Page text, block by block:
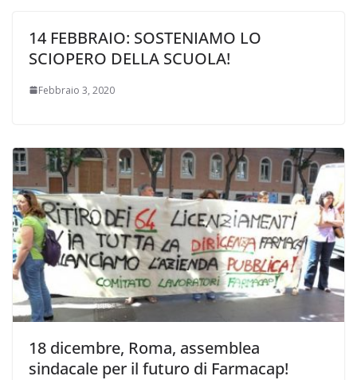
14 FEBBRAIO: SOSTENIAMO LO
SCIOPERO DELLA SCUOLA!
Febbraio 3, 2020
18 dicembre, Roma, assemblea
sindacale per il futuro di Farmacap!